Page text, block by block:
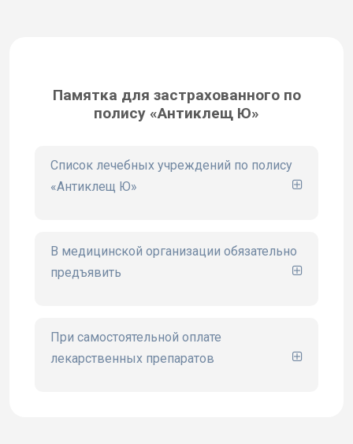
Памятка для застрахованного по
полису «Антиклещ Ю»
Список лечебных учреждений по полису
«Антиклещ Ю»
В медицинской организации обязательно
предъявить
При самостоятельной оплате
лекарственных препаратов